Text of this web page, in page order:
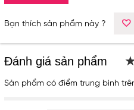
Bạn thích sản phẩm này ?
Đánh giá sản phẩm
Sản phẩm có điểm trung bình